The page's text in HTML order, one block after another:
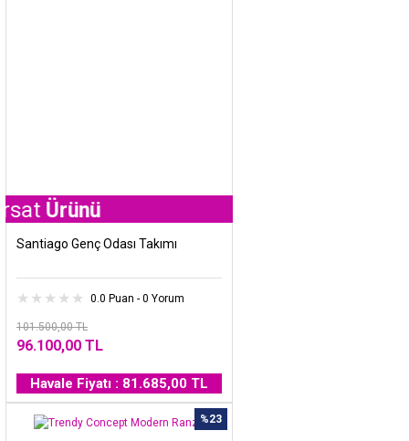
Santiago Genç Odası Takımı
0.0 Puan - 0 Yorum
101.500,00 TL
96.100,00 TL
Havale Fiyatı : 81.685,00 TL
%23